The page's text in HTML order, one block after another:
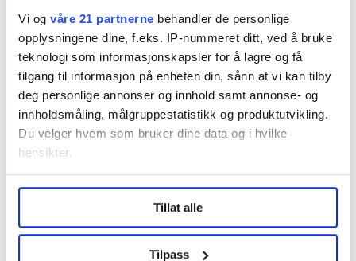
Vi og våre 21 partnerne behandler de personlige
opplysningene dine, f.eks. IP-nummeret ditt, ved å bruke
teknologi som informasjonskapsler for å lagre og få
tilgang til informasjon på enheten din, sånn at vi kan tilby
deg personlige annonser og innhold samt annonse- og
innholdsmåling, målgruppestatistikk og produktutvikling.
Du velger hvem som bruker dine data og i hvilke
hensikter.
Undermer infokan du lese om hvordan dine personlige
data behandles og hvordan du kan velge hvordan de skal
brukes. Du kan hele tiden endre eller trekke tilbake ditt
samtykke fra erklæringen om informasjonskapsler.
Tillat alle
Tilpass
området.
– Vi har ikke kommet så langt i kravet ennå. Det skal
overleveres flere dokumenter med krav de nærmeste
ukene, sier Groseth.
Denne artikkelen er over tre år gammel
Nyheter Lønnsoppgjøret